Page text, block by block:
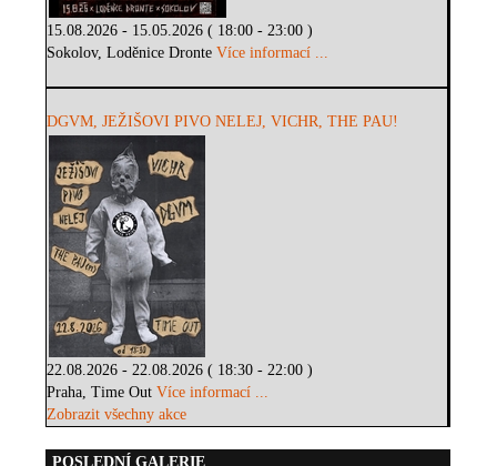
15.08.2026 - 15.05.2026 ( 18:00 - 23:00 )
Sokolov, Loděnice DronteVíce informací ...
DGVM, JEŽIŠOVI PIVO NELEJ, VICHR, THE PAU!
22.08.2026 - 22.08.2026 ( 18:30 - 22:00 )
Praha, Time OutVíce informací ...
Zobrazit všechny akce
POSLEDNÍ GALERIE